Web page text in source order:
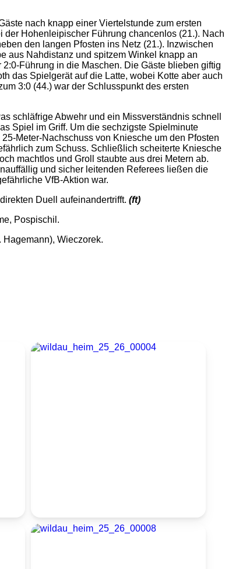
nach knapp einer Viertelstunde zum ersten
Hohenleipischer Führung chancenlos (21.). Nach
den langen Pfosten ins Netz (21.). Inzwischen
aus Nahdistanz und spitzem Winkel knapp an
Führung in die Maschen. Die Gäste blieben giftig
das Spielgerät auf die Latte, wobei Kotte aber auch
3:0 (44.) war der Schlusspunkt des ersten
schläfrige Abwehr und ein Missverständnis schnell
Spiel im Griff. Um die sechzigste Spielminute
Meter-Nachschuss von Kniesche um den Pfosten
zum Schuss. Schließlich scheiterte Kniesche
machtlos und Groll staubte aus drei Metern ab.
und sicher leitenden Referees ließen die
VfB-Aktion war.
Duell aufeinandertrifft. (ft)
Pospischil.
Wieczorek.